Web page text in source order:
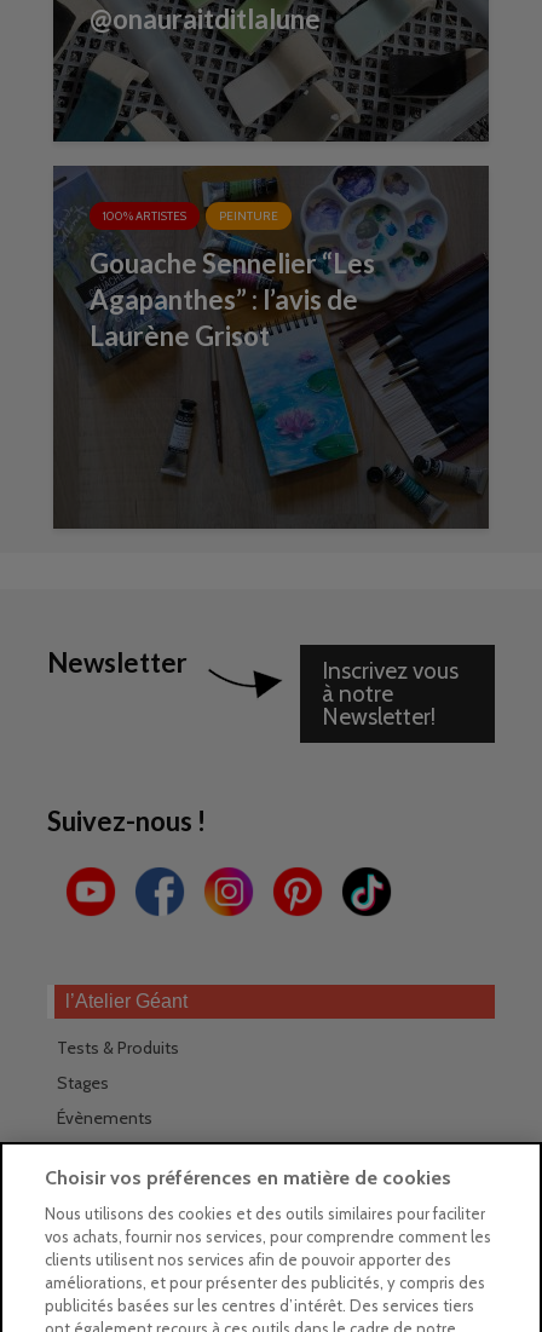
@onauraitditlalune
100% ARTISTES PEINTURE
Gouache Sennelier “Les
Agapanthes” : l’avis de
Laurène Grisot
Newsletter
Inscrivez vous
à notre
Newsletter!
Suivez-nous !
l’Atelier Géant
Tests & Produits
Stages
Évènements
Trouver nos magasins
La newsletter des magasins
Feuilleter le Guide
Choisir vos préférences en matière de cookies
Nous utilisons des cookies et des outils similaires pour faciliter
vos achats, fournir nos services, pour comprendre comment les
clients utilisent nos services afin de pouvoir apporter des
améliorations, et pour présenter des publicités, y compris des
publicités basées sur les centres d’intérêt. Des services tiers